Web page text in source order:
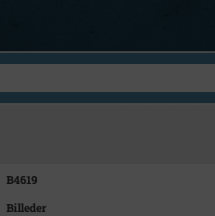
B4619
Billeder